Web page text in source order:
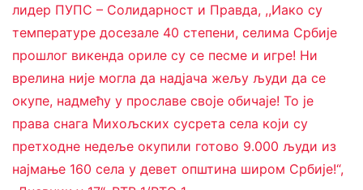
лидер ПУПС – Солидарност и Правда, ,,Иако су
температуре досезале 40 степени, селима Србије
прошлог викенда ориле су се песме и игре! Ни
врелина није могла да надјача жељу људи да се
окупе, надмећу у прославе своје обичаје! То је
права снага Михољских сусрета села који су
претходне недеље окупили готово 9.000 људи из
најмање 160 села у девет општина широм Србије!“,